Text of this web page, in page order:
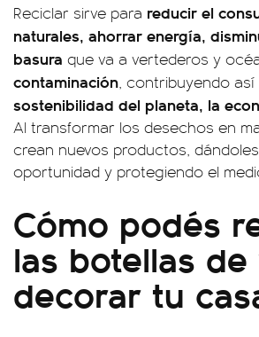
Reciclar sirve para reducir el
naturales, ahorrar energía,
basura que va a vertederos y
contaminación, contribuyendo así
sostenibilidad del planeta, la
Al transformar los desechos en
crean nuevos productos,
oportunidad y protegiendo el
Cómo podés
las botellas
decorar tu